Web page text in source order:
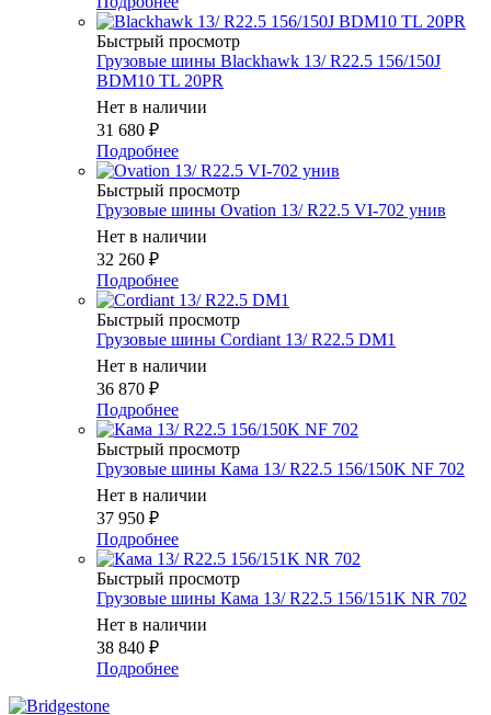
Быстрый просмотр
Грузовые шины Blackhawk 13/ R22.5 156/150J
BDM10 TL 20PR
Нет в наличии
31 680 ₽
Подробнее
Быстрый просмотр
Грузовые шины Ovation 13/ R22.5 VI-702 унив
Нет в наличии
32 260 ₽
Подробнее
Быстрый просмотр
Грузовые шины Cordiant 13/ R22.5 DM1
Нет в наличии
36 870 ₽
Подробнее
Быстрый просмотр
Грузовые шины Кама 13/ R22.5 156/150K NF 702
Нет в наличии
37 950 ₽
Подробнее
Быстрый просмотр
Грузовые шины Кама 13/ R22.5 156/151K NR 702
Нет в наличии
38 840 ₽
Подробнее